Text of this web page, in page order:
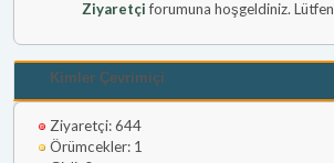
Ziyaretçiforumuna hoşgeldiniz. Lütfen
Kimler Çevrimiçi
Ziyaretçi: 644
Örümcekler: 1